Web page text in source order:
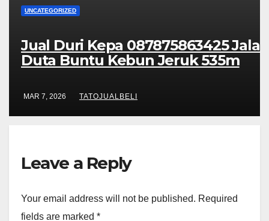
UNCATEGORIZED
Jual Duri Kepa 087875863425 Jalan
Duta Buntu Kebun Jeruk 535m
MAR 7, 2026 TATOJUALBELI
Leave a Reply
Your email address will not be published. Required
fields are marked *